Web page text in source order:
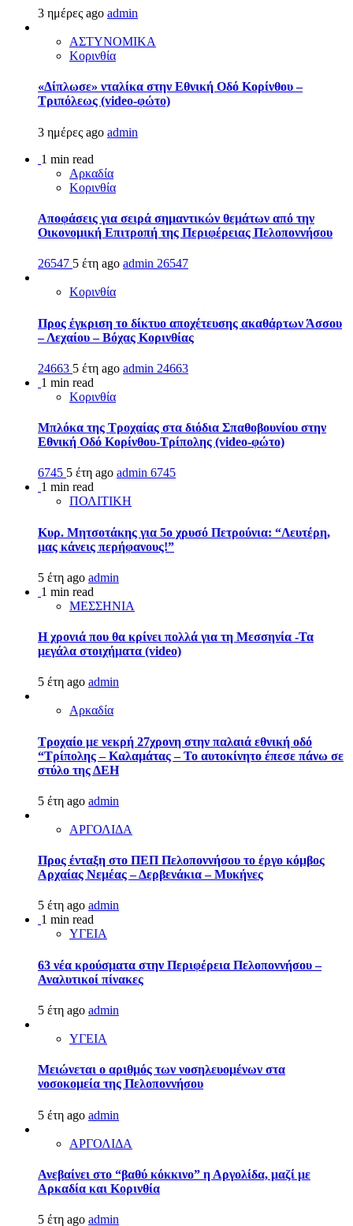
3 ημέρες ago admin
ΑΣΤΥΝΟΜΙΚΑ
Κορινθία
«Δίπλωσε» νταλίκα στην Εθνική Oδό Κορίνθου –
Τριπόλεως (video-φώτο)
3 ημέρες ago admin
1 min read
Αρκαδία
Κορινθία
Αποφάσεις για σειρά σημαντικών θεμάτων από την
Οικονομική Επιτροπή της Περιφέρειας Πελοποννήσου
26547 5 έτη ago admin 26547
Κορινθία
Προς έγκριση το δίκτυο αποχέτευσης ακαθάρτων Άσσου
– Λεχαίου – Βόχας Κορινθίας
24663 5 έτη ago admin 24663
1 min read
Κορινθία
Μπλόκα της Τροχαίας στα διόδια Σπαθοβουνίου στην
Εθνική Οδό Κορίνθου-Τρίπολης (video-φώτο)
6745 5 έτη ago admin 6745
1 min read
ΠΟΛΙΤΙΚΗ
Κυρ. Μητσοτάκης για 5ο χρυσό Πετρούνια: “Λευτέρη,
μας κάνεις περήφανους!”
5 έτη ago admin
1 min read
ΜΕΣΣΗΝΙΑ
Η χρονιά που θα κρίνει πολλά για τη Μεσσηνία -Τα
μεγάλα στοιχήματα (video)
5 έτη ago admin
Αρκαδία
Τροχαίο με νεκρή 27χρονη στην παλαιά εθνική οδό
“Τρίπολης – Καλαμάτας – Το αυτοκίνητο έπεσε πάνω σε
στύλο της ΔΕΗ
5 έτη ago admin
ΑΡΓΟΛΙΔΑ
Προς ένταξη στο ΠΕΠ Πελοποννήσου το έργο κόμβος
Αρχαίας Νεμέας – Δερβενάκια – Μυκήνες
5 έτη ago admin
1 min read
ΥΓΕΙΑ
63 νέα κρούσματα στην Περιφέρεια Πελοποννήσου –
Αναλυτικοί πίνακες
5 έτη ago admin
ΥΓΕΙΑ
Μειώνεται ο αριθμός των νοσηλευομένων στα
νοσοκομεία της Πελοποννήσου
5 έτη ago admin
ΑΡΓΟΛΙΔΑ
Ανεβαίνει στο “βαθύ κόκκινο” η Αργολίδα, μαζί με
Αρκαδία και Κορινθία
5 έτη ago admin